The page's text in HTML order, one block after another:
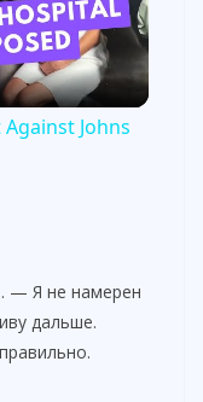
Johns
— Я не намерен
дальше.